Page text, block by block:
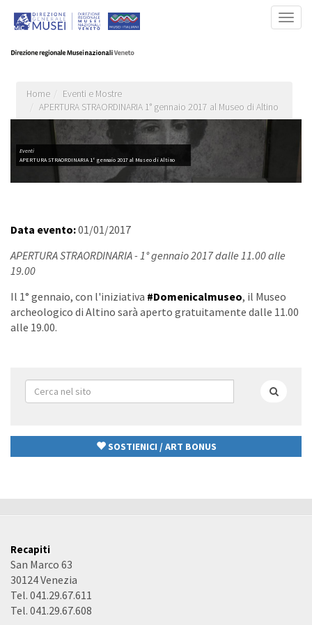
principale
Home
Eventi e Mostre
APERTURA STRAORDINARIA 1° gennaio 2017 al Museo di Altino
Eventi
APERTURA STRAORDINARIA 1° gennaio 2017 al Museo di Altino
Data evento:01/01/2017
APERTURA STRAORDINARIA - 1° gennaio 2017 dalle 11.00 alle
19.00
Il 1° gennaio, con l'iniziativa #Domenicalmuseo, il Museo
archeologico di Altino sarà aperto gratuitamente dalle 11.00
alle 19.00.
Form
di
SOSTIENICI / ART BONUS
Recapiti
San Marco 63
30124 Venezia
Tel. 041.29.67.611
Tel. 041.29.67.608